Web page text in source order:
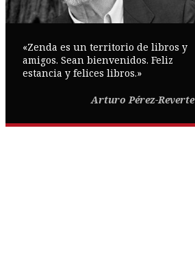
«Zenda es un territorio de libros y
amigos. Sean bienvenidos. Feliz
estancia y felices libros.»
Arturo Pérez-Reverte